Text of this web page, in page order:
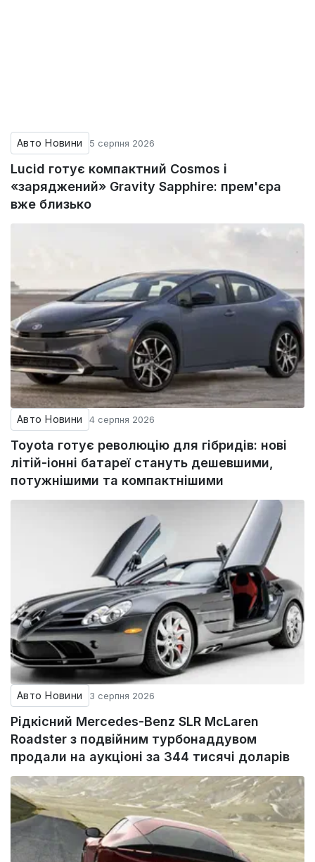
Авто Новини 5 серпня 2026
Lucid готує компактний Cosmos і
«заряджений» Gravity Sapphire: прем'єра
вже близько
Авто Новини 4 серпня 2026
Toyota готує революцію для гібридів: нові
літій-іонні батареї стануть дешевшими,
потужнішими та компактнішими
Авто Новини 3 серпня 2026
Рідкісний Mercedes-Benz SLR McLaren
Roadster з подвійним турбонаддувом
продали на аукціоні за 344 тисячі доларів